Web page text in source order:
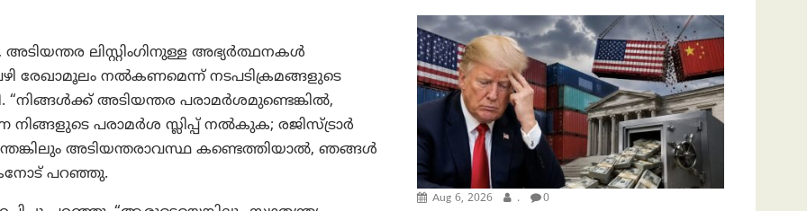
ലിസ്റ്റിംഗിനുള്ള അഭ്യർത്ഥനകൾ
വഴി രേഖാമൂലം നൽകണമെന്ന് നടപടിക്രമങ്ങളുടെ
“നിങ്ങൾക്ക് അടിയന്തര പരാമർശമുണ്ടെങ്കിൽ,
പരാമർശ സ്ലിപ്പ് നൽകുക; രജിസ്ട്രാർ
അടിയന്തരാവസ്ഥ കണ്ടെത്തിയാൽ, ഞങ്ങൾ
പറഞ്ഞു.
Aug 6, 2026 . 0